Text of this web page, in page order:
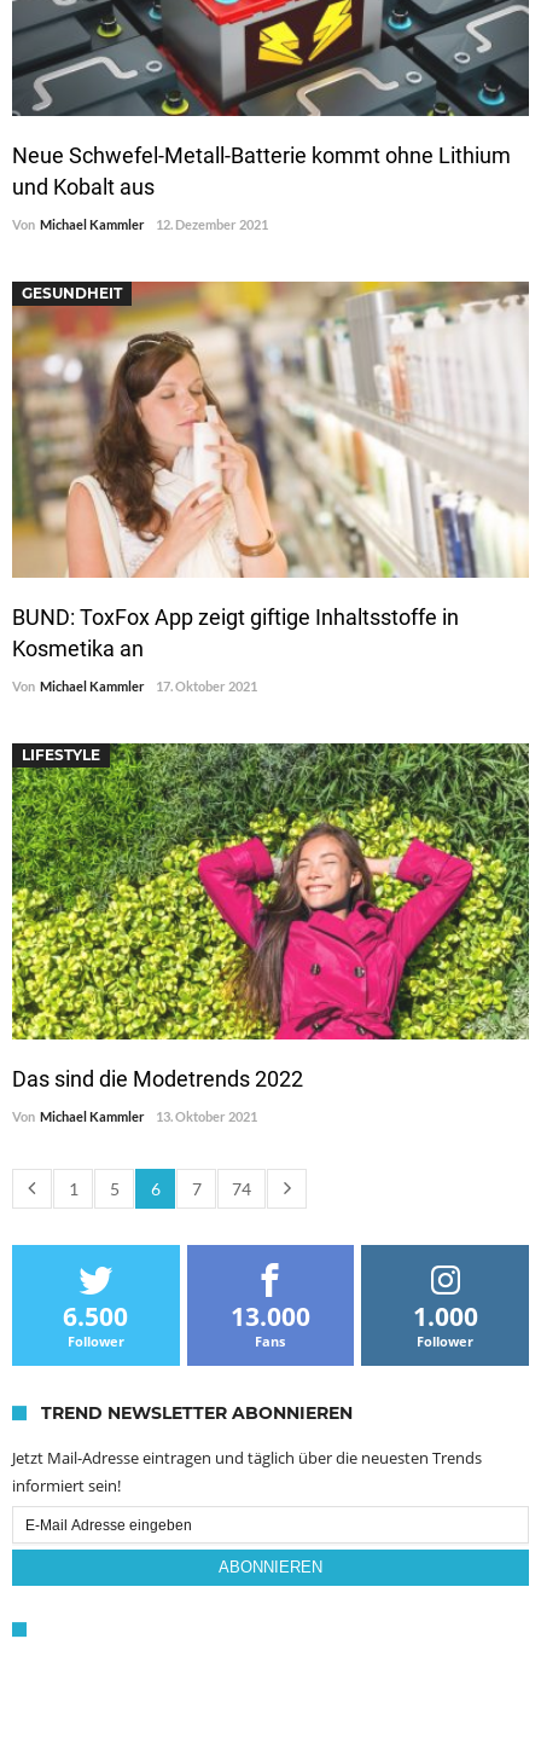
Neue Schwefel-Metall-Batterie kommt ohne Lithium
und Kobalt aus
Von Michael Kammler 12. Dezember 2021
GESUNDHEIT
BUND: ToxFox App zeigt giftige Inhaltsstoffe in
Kosmetika an
Von Michael Kammler 17. Oktober 2021
LIFESTYLE
Das sind die Modetrends 2022
Von Michael Kammler 13. Oktober 2021
1 5 6 7 74
6.500
Follower
13.000
Fans
1.000
Follower
TREND NEWSLETTER ABONNIEREN
Jetzt Mail-Adresse eintragen und täglich über die neuesten Trends
informiert sein!
Email
Subscription
ABONNIEREN